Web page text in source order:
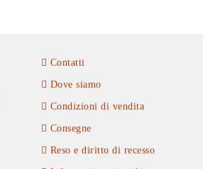
Contatti
Dove siamo
Condizioni di vendita
Consegne
Reso e diritto di recesso